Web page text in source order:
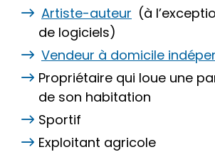
Artiste-auteur (à
de logiciels)
Vendeur à domicile
Propriétaire qui loue une
de son habitation
Sportif
Exploitant agricole